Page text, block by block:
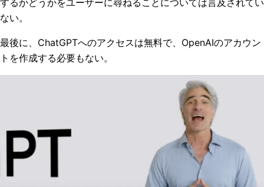
するかどうかをユーザーに尋ねることについては言及されてい
ない。
最後に、ChatGPTへのアクセスは無料で、OpenAIのアカウン
トを作成する必要もない。